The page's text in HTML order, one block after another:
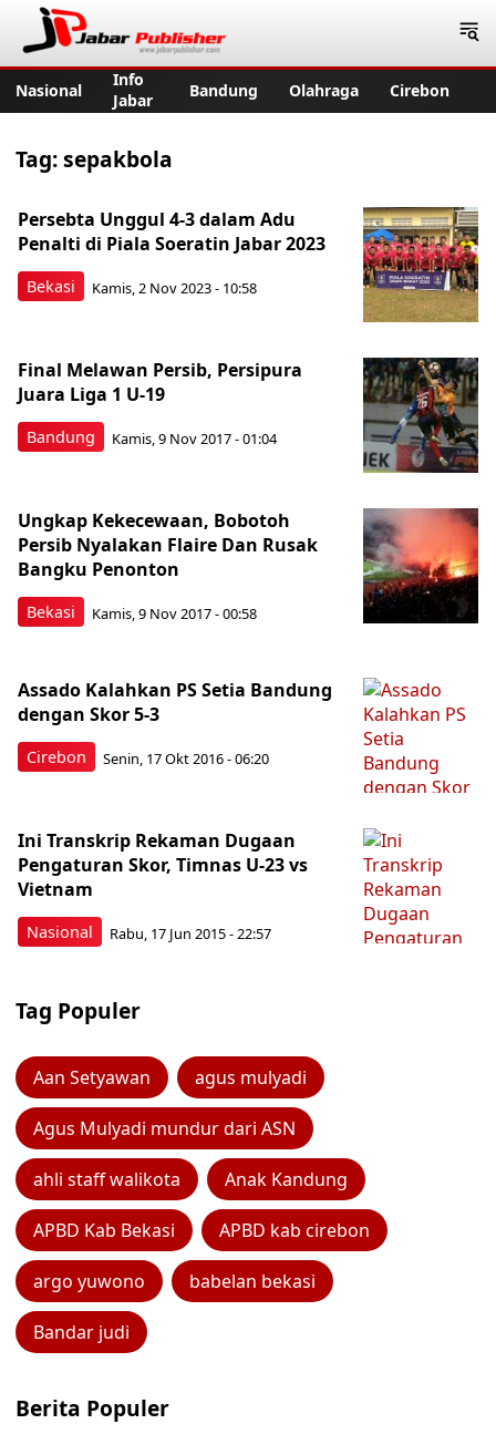
Nasional
Info
Jabar
Bandung Olahraga Cirebon
Tag:sepakbola
Bekasi
Persebta Unggul 4-3 dalam Adu
Penalti di Piala Soeratin Jabar 2023
Kamis, 2 Nov 2023 - 10:58
Bandung
Final Melawan Persib, Persipura
Juara Liga 1 U-19
Kamis, 9 Nov 2017 - 01:04
Bekasi
Ungkap Kekecewaan, Bobotoh
Persib Nyalakan Flaire Dan Rusak
Bangku Penonton
Kamis, 9 Nov 2017 - 00:58
Cirebon
Assado Kalahkan PS Setia Bandung
dengan Skor 5-3
Senin, 17 Okt 2016 - 06:20
Nasional
Ini Transkrip Rekaman Dugaan
Pengaturan Skor, Timnas U-23 vs
Vietnam
Rabu, 17 Jun 2015 - 22:57
Tag Populer
Aan Setyawan agus mulyadi
Agus Mulyadi mundur dari ASN
ahli staff walikota Anak Kandung
APBD Kab Bekasi APBD kab cirebon
argo yuwono babelan bekasi
Bandar judi
Berita Populer